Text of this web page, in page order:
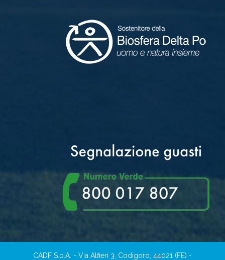
CADF S.p.A. - Via Alfieri 3, Codigoro, 44021 (FE) -